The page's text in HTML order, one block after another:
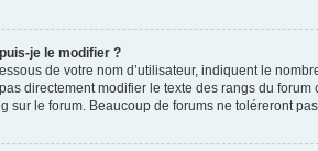
je le modifier ?
de votre nom d’utilisateur, indiquent le
directement modifier le texte des rangs du
sur le forum. Beaucoup de forums ne toléreront